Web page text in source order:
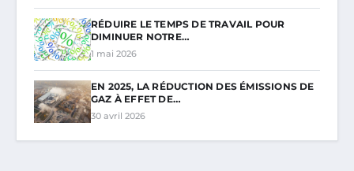
RÉDUIRE LE TEMPS DE TRAVAIL POUR
DIMINUER NOTRE…
1 mai 2026
EN 2025, LA RÉDUCTION DES ÉMISSIONS DE
GAZ À EFFET DE…
30 avril 2026